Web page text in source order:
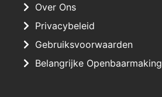
Over Ons
Privacybeleid
Gebruiksvoorwaarden
Belangrijke Openbaarmaking